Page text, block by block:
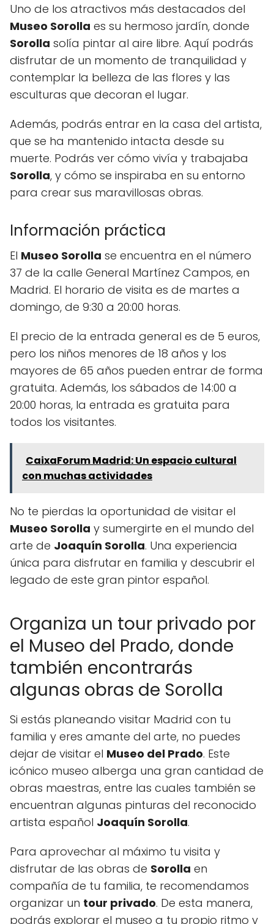
Uno de los atractivos más destacados del
Museo Sorolla es su hermoso jardín, donde
Sorolla solía pintar al aire libre. Aquí podrás
disfrutar de un momento de tranquilidad y
contemplar la belleza de las flores y las
esculturas que decoran el lugar.
Además, podrás entrar en la casa del artista,
que se ha mantenido intacta desde su
muerte. Podrás ver cómo vivía y trabajaba
Sorolla, y cómo se inspiraba en su entorno
para crear sus maravillosas obras.
Información práctica
El Museo Sorolla se encuentra en el número
37 de la calle General Martínez Campos, en
Madrid. El horario de visita es de martes a
domingo, de 9:30 a 20:00 horas.
El precio de la entrada general es de 5 euros,
pero los niños menores de 18 años y los
mayores de 65 años pueden entrar de forma
gratuita. Además, los sábados de 14:00 a
20:00 horas, la entrada es gratuita para
todos los visitantes.
CaixaForum Madrid: Un espacio cultural
con muchas actividades
No te pierdas la oportunidad de visitar el
Museo Sorolla y sumergirte en el mundo del
arte de Joaquín Sorolla. Una experiencia
única para disfrutar en familia y descubrir el
legado de este gran pintor español.
Organiza un tour privado por
el Museo del Prado, donde
también encontrarás
algunas obras de Sorolla
Si estás planeando visitar Madrid con tu
familia y eres amante del arte, no puedes
dejar de visitar el Museo del Prado. Este
icónico museo alberga una gran cantidad de
obras maestras, entre las cuales también se
encuentran algunas pinturas del reconocido
artista español Joaquín Sorolla.
Para aprovechar al máximo tu visita y
disfrutar de las obras de Sorolla en
compañía de tu familia, te recomendamos
organizar un tour privado. De esta manera,
podrás explorar el museo a tu propio ritmo y